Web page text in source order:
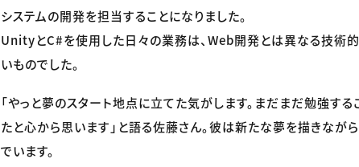
システムの開発を担当することになりました。
UnityとC#を使用した日々の業務は、Web開発とは異なる技術
いものでした。
「やっと夢のスタート地点に立てた気がします。まだまだ勉強す
たと心から思います」と語る佐藤さん。彼は新たな夢を描きなが
でいます。